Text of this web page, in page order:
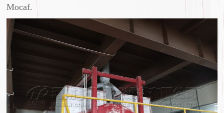
Mocaf.